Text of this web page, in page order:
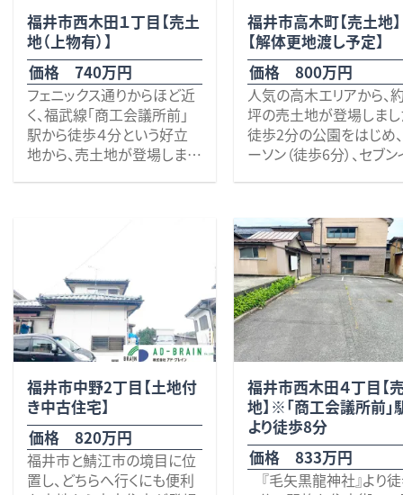
徒歩圏内には、ファミリーマ
ート清水志津が丘店（徒歩6
分）やコメリ清水店（徒歩8
分）、清水西小学校（徒歩8
分）があり、日々の生活にも
便利な立地。
さらに車で約3分の場所には
「ふくい健康の森」があり、
ウォーキングやアスレチック、
そのほか、
「PLANT-3」まで車で約7分、
「パワーセンターワッセ」まで
車で約12分、「MEGAドン・キ
ホーテUNY福井店」まで車
些細なことでも何でもお気
軽にお問い合わせください。
お待ちしております。 校
区 清水西小学校（約550
ｍ・徒歩8分）、清水中学校
（約3.4ｋｍ） ※ガス：集中
LPG
※上下水道引込済み
※地勢：高低差有り
ニックス通り」まで車で１
「国道８号線」へも車で２
♪
通勤やお出かけの移動
ムーズで、交通利便性を
視される方にもご満足い
だける条件が揃っていま
現在は住宅が建ってい
が、解体して更地にてお
なお、現状有姿でのお引
も可能で、その場合は価
ご相談に応じます。 生活
交通の利便性が高い立
ありながら、落ち着いた
境が魅力の一区画。
ぜひ一度、現地にて周辺
境もあわせてご確認くだ
い！
校区 清明小学校（約
ｍ）・足羽中学校 ※前
道路と敷地の間に用水（
２．０ｍ）あり。
※解体更地渡し。（現状
福井市西木田１丁目【売土
地（上物有）】
価格 740万円
フェニックス通りからほど近
く、福武線「商工会議所前」
駅から徒歩４分という好立
地から、売土地が登場しまし
（徒歩６分）等が揃う便利な
環境です（＾＾♪ こちらの物件
には、敷地内に比較的新し
い２台分のガレージがあり、
上下水道も引き込まれたコ
ースで、軽作業場や駐車場
などに適しています。 銀行や
商工会議所が近く、金融手
続きやビジネス支援に便利
な立地です！ 福井の経済の
中心地、福井駅周辺でお探
福井市高木町【売土地】
【解体更地渡し予定】
価格 800万円
人気の高木エリアから、
坪の売土地が登場しまし
徒歩2分の公園をはじめ
ーソン（徒歩6分）、セブン
ど、生活に便利な施設が
歩圏内に充実。毎日のち
としたお買い物にも困り
ん。
さらに「フェニックス通り
田灯明寺線」まで車で約
と、福井市内各方面への
セスもスムーズ。
少し車を走らせれば、業
ーパーや人気のベーカリ
スターバックスコーヒー
が揃い、暮らしの楽しみ
へも車で約8分と、利便
快適さを兼ね備えていま
本物件は、解体更地渡し
定ですが、現況渡しの場
は価格を相談いたします
（建物備考：木造２階 ６
Ｋ 築年：昭和４３年）
間口は約8.4ｍを確保し
おり、住宅プランの自由
福井市中野2丁目【土地付
き中古住宅】
価格 820万円
福井市と鯖江市の境目に位
置し、どちらへ行くにも便利
福井市西木田４丁目【
地】※「商工会議所前」
より徒歩8分
価格 833万円